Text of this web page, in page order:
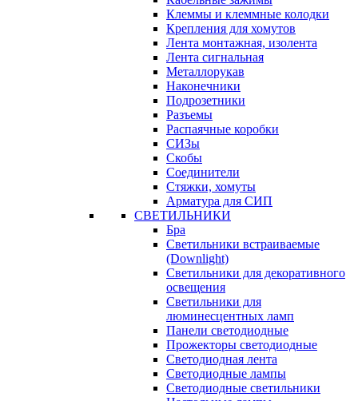
Клеммы и клеммные колодки
Крепления для хомутов
Лента монтажная, изолента
Лента сигнальная
Металлорукав
Наконечники
Подрозетники
Разъемы
Распаячные коробки
СИЗы
Скобы
Соединители
Стяжки, хомуты
Арматура для СИП
СВЕТИЛЬНИКИ
Бра
Светильники встраиваемые
(Downlight)
Светильники для декоративного
освещения
Светильники для
люминесцентных ламп
Панели светодиодные
Прожекторы светодиодные
Светодиодная лента
Светодиодные лампы
Светодиодные светильники